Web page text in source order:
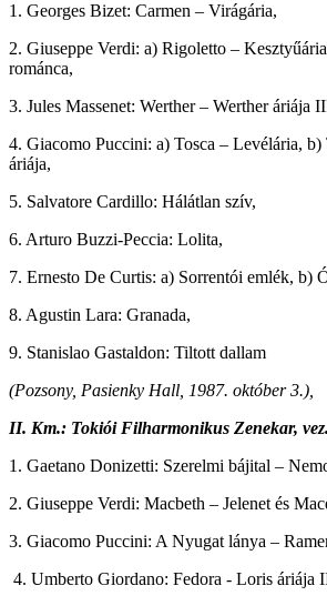
1. Georges Bizet: Carmen – Virágária,
2. Giuseppe Verdi: a) Rigoletto –
románca,
3. Jules Massenet: Werther – Werther áriája
4. Giacomo Puccini: a) Tosca – Levélária,
áriája,
5. Salvatore Cardillo: Hálátlan szív,
6. Arturo Buzzi-Peccia: Lolita,
7. Ernesto De Curtis: a) Sorrentói emlék, b)
8. Agustin Lara: Granada,
9. Stanislao Gastaldon: Tiltott dallam
(Pozsony, Pasienky Hall, 1987. október 3.),
II. Km.: Tokiói Filharmonikus Zenekar,
1. Gaetano Donizetti: Szerelmi bájital –
2. Giuseppe Verdi: Macbeth – Jelenet és
3. Giacomo Puccini: A Nyugat lánya –
4. Umberto Giordano: Fedora - Loris áriája